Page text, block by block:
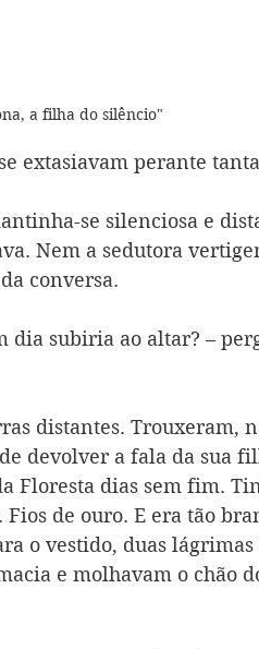
a filha do silêncio"
extasiavam perante
se silenciosa e
Nem a sedutora
conversa.
subiria ao altar? –
distantes. Trouxeram,
devolver a fala da sua
Floresta dias sem fim.
de ouro. E era tão
o vestido, duas
e molhavam o chão